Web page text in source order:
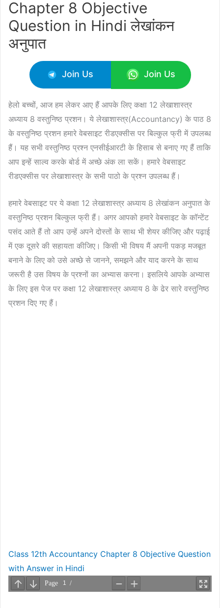
Chapter 8 Objective
Question in Hindi लेखांकन
अनुपात
Join Us Join Us
हेलो बच्चों, आज हम लेकर आए हैं आपके लिए कक्षा 12 लेखाशास्त्र
अध्याय 8 वस्तुनिष्ठ प्रशन। ये लेखाशास्त्र(Accountancy) के पाठ 8
के वस्तुनिष्ठ प्रशन हमारे वेबसाइट रीडएक्सीस पर बिल्कुल फ्री में उपलब्ध
हैं। यह सभी वस्तुनिष्ठ प्रश्न एनसीईआरटी के हिसाब से बनाए गए हैं ताकि
आप इन्हें साल्व करके बोर्ड में अच्छे अंक ला सकें। हमारे वेबसाइट
रीडएक्सीस पर लेखाशास्त्र के सभी पाठो के प्रश्न उपलब्ध हैं।
हमारे वेबसाइट पर ये कक्षा 12 लेखाशास्त्र अध्याय 8 लेखांकन अनुपात के
वस्तुनिष्ठ प्रशन बिल्कुल फ्री हैं। अगर आपको हमारे वेबसाइट के कॉन्टेंट
पसंद आते हैं तो आप उन्हें अपने दोस्तों के साथ भी शेयर कीजिए और पढ़ाई
में एक दूसरे की सहायता कीजिए। किसी भी विषय मैं अपनी पकड़ मजबूत
बनाने के लिए को उसे अच्छे से जानने, समझने और याद करने के साथ
जरूरी है उस विषय के प्रश्नों का अभ्यास करना। इसलिये आपके अभ्यास
के लिए इस पेज पर कक्षा 12 लेखाशास्त्र अध्याय 8 के ढेर सारे वस्तुनिष्ठ
प्रशन दिए गए हैं‍।
Class 12th Accountancy Chapter 8 Objective Question
with Answer in Hindi